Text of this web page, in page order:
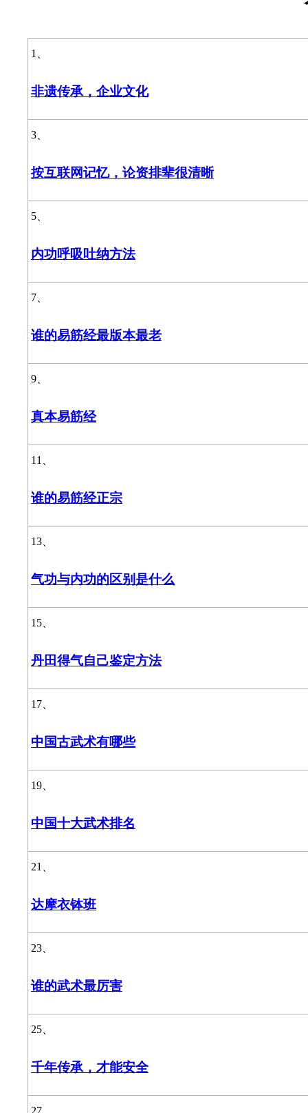
1、
非遗传承，企业文化
3、
按互联网记忆，论资排辈很清晰
5、
内功呼吸吐纳方法
7、
谁的易筋经最版本最老
9、
真本易筋经
11、
谁的易筋经正宗
13、
气功与内功的区别是什么
15、
丹田得气自己鉴定方法
17、
中国古武术有哪些
19、
中国十大武术排名
21、
达摩衣钵班
23、
谁的武术最厉害
25、
千年传承，才能安全
27、